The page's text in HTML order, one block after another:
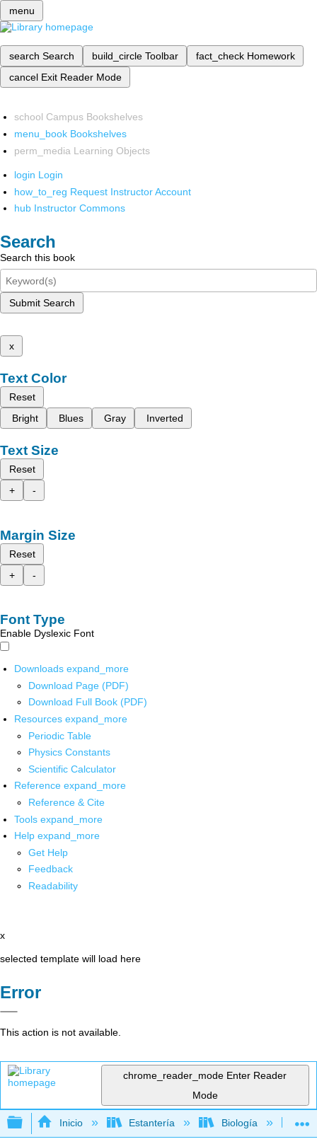
menu
search Search build_circle Toolbar fact_check Homework
cancel Exit Reader Mode
school Campus Bookshelves
menu_book Bookshelves
perm_media Learning Objects
login Login
how_to_reg Request Instructor Account
hub Instructor Commons
Search
Search this book
Submit Search
x
Text Color
Reset
Bright
Blues Gray Inverted
Text Size
Reset
+
-
Margin Size
Reset
+
-
Font Type
Enable Dyslexic Font
Downloads expand_more
Download Page (PDF)
Download Full Book (PDF)
Resources expand_more
Periodic Table
Physics Constants
Scientific Calculator
Reference expand_more
Reference & Cite
Tools expand_more
Help expand_more
Get Help
Feedback
Readability
x
selected template will load here
Error
This action is not available.
chrome_reader_mode Enter Reader
Mode
Expandir/contraer jerarquía global
Inicio Estantería Biología